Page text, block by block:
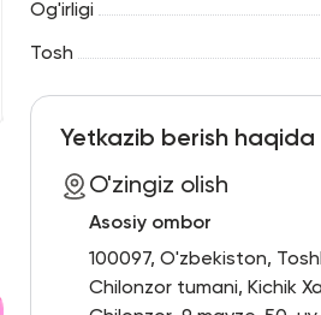
Og'irligi
Tosh
Yetkazib berish haqida
O'zingiz olish
Asosiy ombor
100097, O'zbekiston,
Chilonzor tumani, Kichik